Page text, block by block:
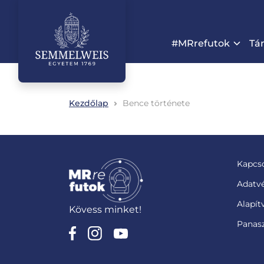
#MRrefutok
Kezdőlap Bence története
Kövess minket!